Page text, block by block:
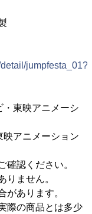
jumpfesta_01?
・東映アニメーシ
映アニメーション
認ください。
ません。
あります。
際の商品とは多少